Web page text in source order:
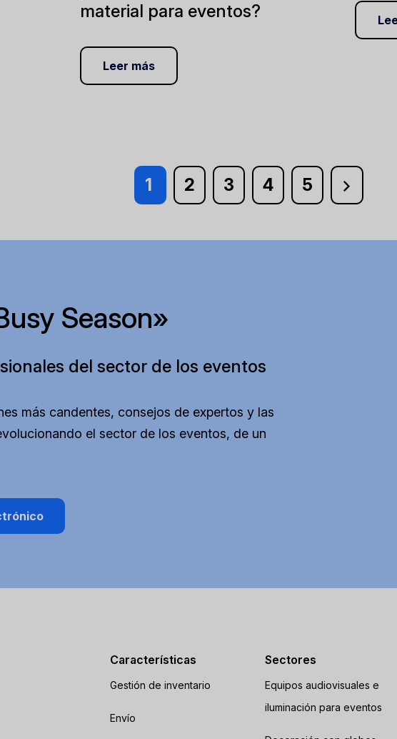
material para eventos?
Leer más
1 2 3 4 5
Season»
del sector de los eventos
más candentes, consejos de expertos y las
el sector de los eventos, de un
Características
Gestión de inventario
Envío
Sectores
Equipos audiovisuales e
iluminación para eventos